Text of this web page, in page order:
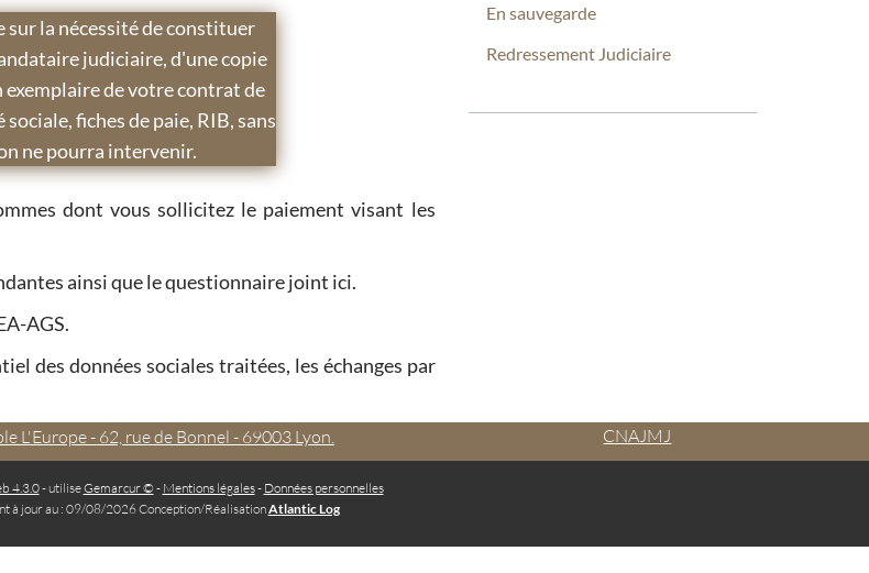
En sauvegarde
Redressement Judiciaire
la nécessité de constituer
judiciaire, d'une copie
exemplaire de votre contrat de
fiches de paie, RIB, sans
ne pourra intervenir.
dont vous sollicitez le paiement visant les
ainsi que le questionnaire joint ici.
AGS.
des données sociales traitées, les échanges par
L'Europe - 62, rue de Bonnel - 69003 Lyon. CNAJMJ
4.3.0- utiliseGemarcur © - Mentions légales- Données personnelles
à jour au : 09/08/2026 Conception/RéalisationAtlantic Log